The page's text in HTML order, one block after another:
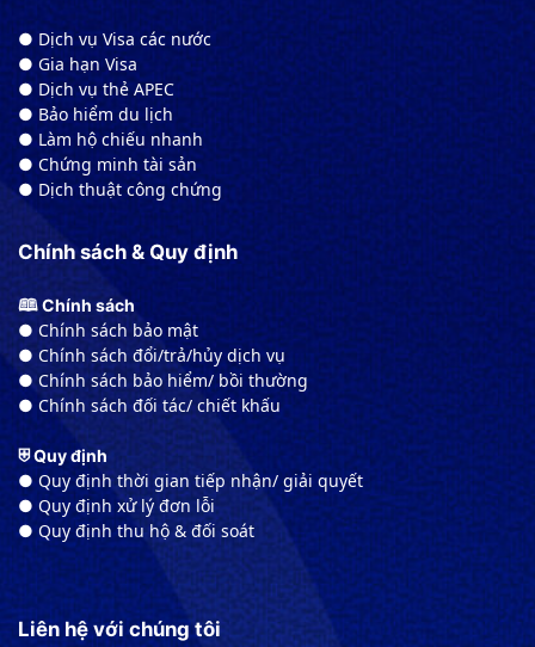
● Dịch vụ Visa các nước
● Gia hạn Visa
● Dịch vụ thẻ APEC
● Bảo hiểm du lịch
● Làm hộ chiếu nhanh
● Chứng minh tài sản
● Dịch thuật công chứng
Chính sách & Quy định
🕮 Chính sách
● Chính sách bảo mật
● Chính sách đổi/trả/hủy dịch vụ
● Chính sách bảo hiểm/ bồi thường
● Chính sách đối tác/ chiết khấu
⛨ Quy định
● Quy định thời gian tiếp nhận/ giải quyết
● Quy định xử lý đơn lỗi
● Quy định thu hộ & đối soát
Liên hệ với chúng tôi